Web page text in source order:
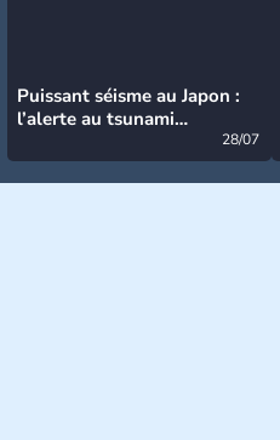
Puissant séisme au Japon :
l’alerte au tsunami
28/07